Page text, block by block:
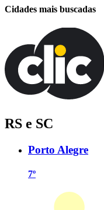
Cidades mais buscadas
RS e SC
Porto Alegre
7º